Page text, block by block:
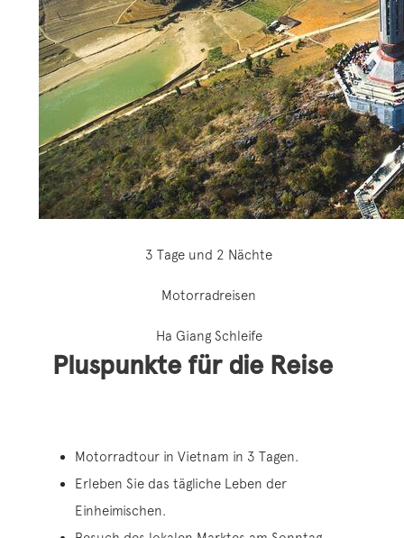
3 Tage und 2 Nächte
Motorradreisen
Ha Giang Schleife
Pluspunkte für die Reise
Motorradtour in Vietnam in 3 Tagen.
Erleben Sie das tägliche Leben der
Einheimischen.